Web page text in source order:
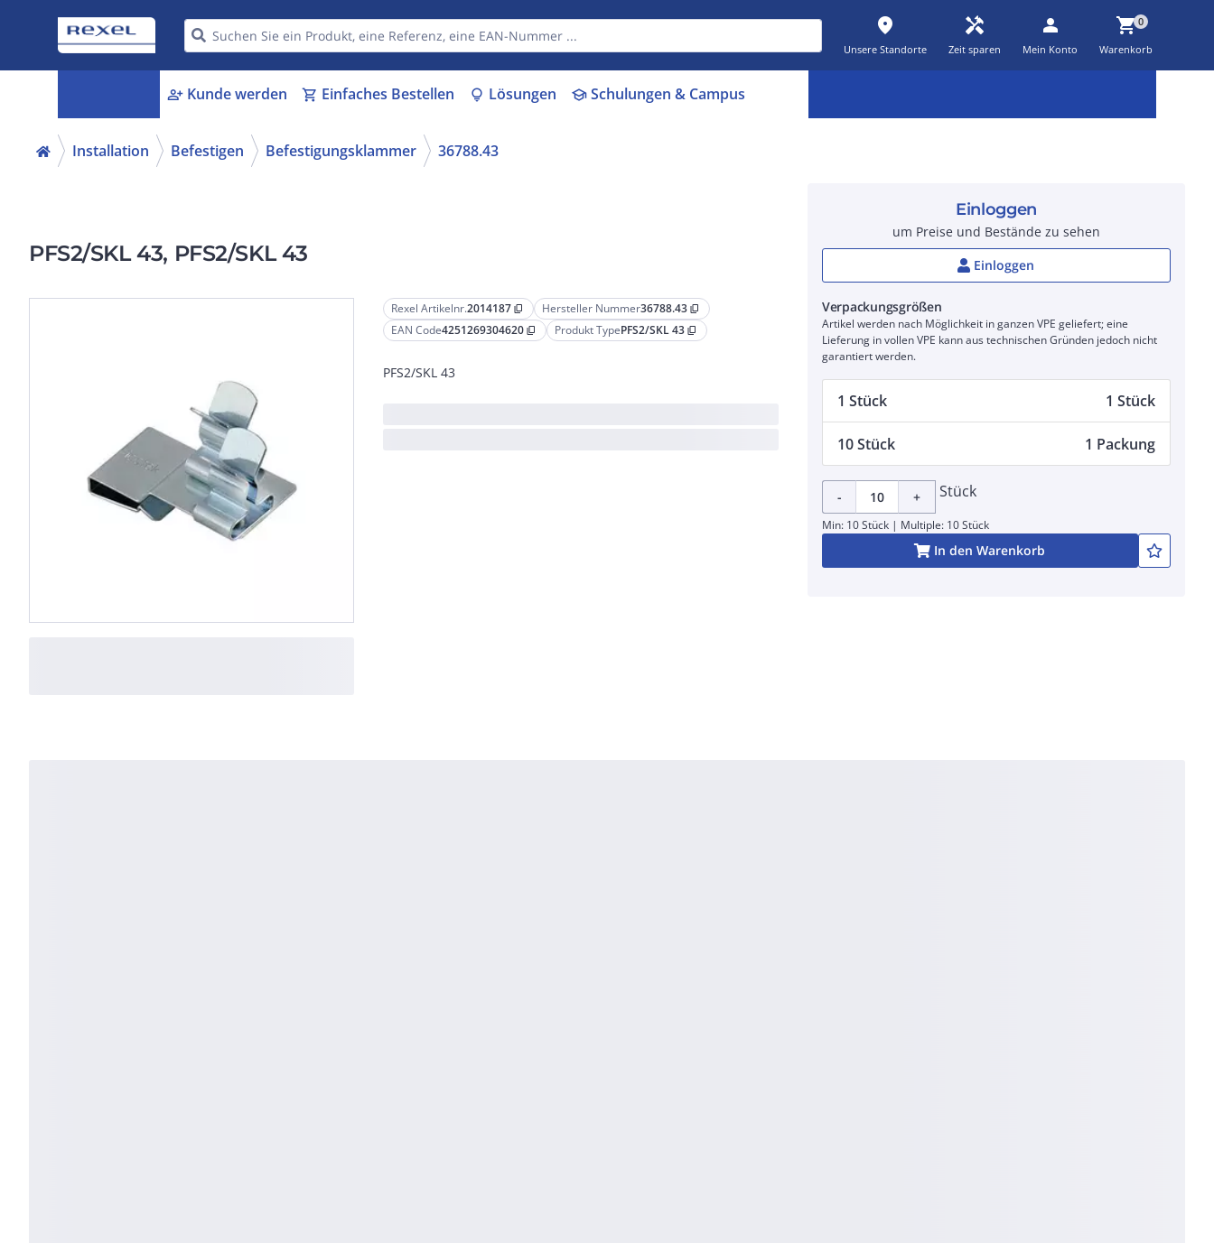
place
Unsere Standorte
handyman
Zeit sparen
person
Mein Konto
shopping_cart0
Warenkorb
person_add Kunde werden shopping_cart Einfaches Bestellen lightbulb Lösungen schoolSchulungen & Campus
Installation Befestigen Befestigungsklammer 36788.43
PFS2/SKL 43, PFS2/SKL 43
Rexel Artikelnr.2014187 content_copy Hersteller Nummer36788.43 content_copy
EAN Code4251269304620 content_copy Produkt TypePFS2/SKL 43 content_copy
PFS2/SKL 43
Einloggen
um Preise und Bestände zu sehen
Einloggen
Verpackungsgrößen
Artikel werden nach Möglichkeit in ganzen VPE geliefert; eine
Lieferung in vollen VPE kann aus technischen Gründen jedoch nicht
garantiert werden.
1 Stück 1 Stück
10 Stück 1 Packung
- + Stück
Min: 10 Stück | Multiple: 10 Stück
In den Warenkorb